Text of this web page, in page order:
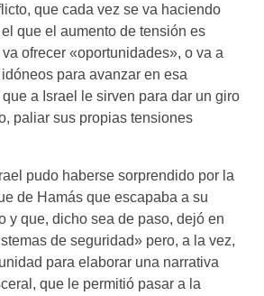
que cada vez se va haciendo
que el aumento de tensión es
ofrecer «oportunidades», o va a
para avanzar en esa
a Israel le sirven para dar un giro
paliar sus propias tensiones
pudo haberse sorprendido por la
de Hamás que escapaba a su
y que, dicho sea de paso, dejó en
de seguridad» pero, a la vez,
para elaborar una narrativa
que le permitió pasar a la